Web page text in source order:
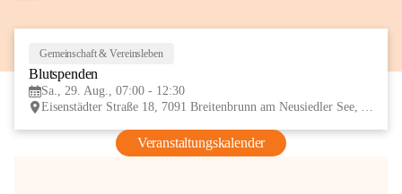
Gemeinschaft & Vereinsleben
Blutspenden
Sa., 29. Aug., 07:00 - 12:30
Eisenstädter Straße 18, 7091 Breitenbrunn am Neusiedler See, AUT
Veranstaltungskalender